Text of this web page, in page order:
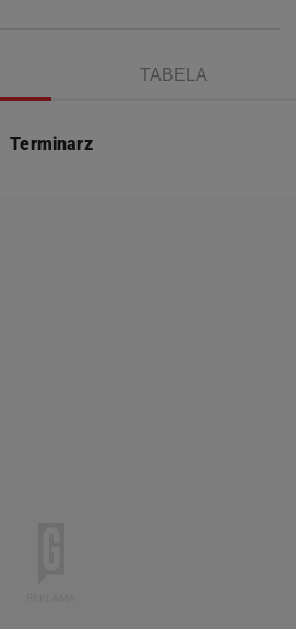
TABELA
Terminarz